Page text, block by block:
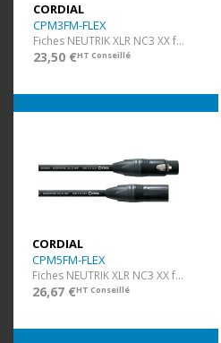
CORDIAL
CPM3FM-FLEX
Fiches NEUTRIK XLR NC3 XX f/m - ultra flexible - 3 m
23,50 €HT Conseillé
CORDIAL
CPM5FM-FLEX
Fiches NEUTRIK XLR NC3 XX f/m - ultra flexible - 5 m
26,67 €HT Conseillé